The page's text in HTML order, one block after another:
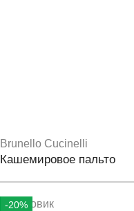
Размеры
Brunello Cucinelli
Кашемировое пальто
-20%